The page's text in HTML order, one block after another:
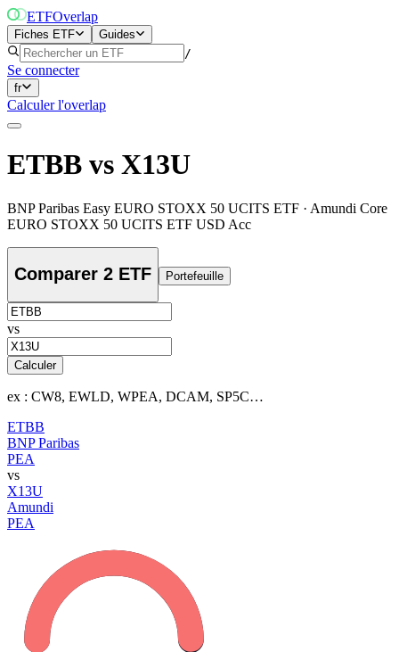
ETFOverlap
Fiches ETF
Guides
/
Se connecter
fr
Calculer l'overlap
ETBB vs X13U
BNP Paribas Easy EURO STOXX 50 UCITS ETF · Amundi Core
EURO STOXX 50 UCITS ETF USD Acc
Comparer 2 ETF Portefeuille
vs
Calculer
ex : CW8, EWLD, WPEA, DCAM, SP5C…
ETBB
BNP Paribas
PEA
vs
X13U
Amundi
PEA